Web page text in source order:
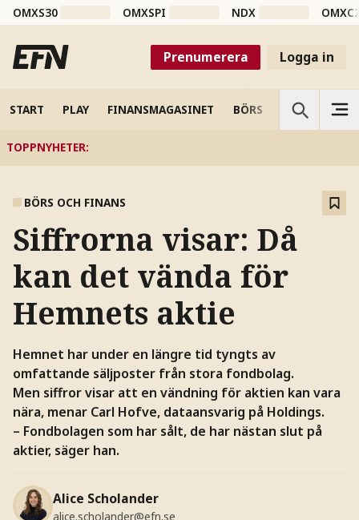
OMXS30 OMXSPI NDX
Prenumerera Logga in
START PLAY FINANSMAGASINET BÖRS VETENSKAP
TOPPNYHETER:
BÖRS OCH FINANS
Siffrorna visar: Då
kan det vända för
Hemnets aktie
Hemnet har under en längre tid tyngts av
omfattande säljposter från stora fondbolag.
Men siffror visar att en vändning för aktien kan vara
nära, menar Carl Hofve, dataansvarig på Holdings.
– Fondbolagen som har sålt, de har nästan slut på
aktier, säger han.
Alice Scholander
alice.scholander@efn.se